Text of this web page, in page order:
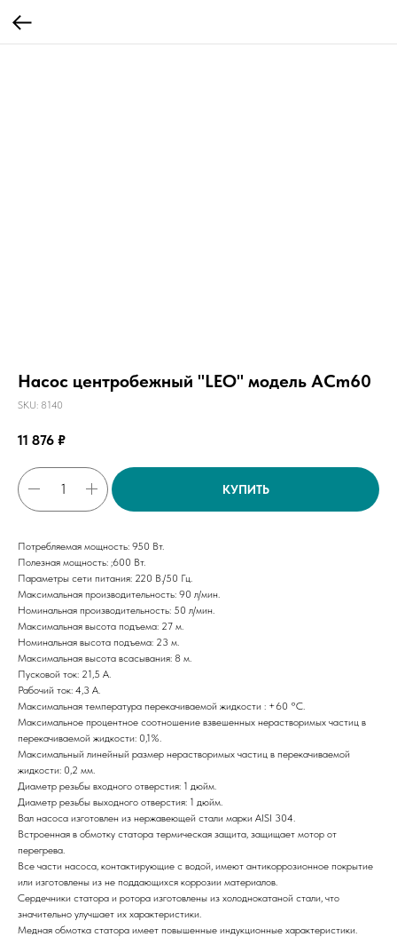
Насос центробежный "LEO" модель ACm60
SKU: 8140
11 876 ₽
КУПИТЬ
Потребляемая мощность: 950 Вт.
Полезная мощность: ;600 Вт.
Параметры сети питания: 220 В./50 Гц.
Максимальная производительность: 90 л/мин.
Номинальная производительность: 50 л/мин.
Максимальная высота подъема: 27 м.
Номинальная высота подъема: 23 м.
Максимальная высота всасывания: 8 м.
Пусковой ток: 21,5 А.
Рабочий ток: 4,3 А.
Максимальная температура перекачиваемой жидкости : +60 °C.
Максимальное процентное соотношение взвешенных нерастворимых частиц в
перекачиваемой жидкости: 0,1%.
Максимальный линейный размер нерастворимых частиц в перекачиваемой
жидкости: 0,2 мм.
Диаметр резьбы входного отверстия: 1 дюйм.
Диаметр резьбы выходного отверстия: 1 дюйм.
Вал насоса изготовлен из нержавеющей стали марки AISI 304.
Встроенная в обмотку статора термическая защита, защищает мотор от
перегрева.
Все части насоса, контактирующие с водой, имеют антикоррозионное покрытие
или изготовлены из не поддающихся коррозии материалов.
Сердечники статора и ротора изготовлены из холоднокатаной стали, что
значительно улучшает их характеристики.
Медная обмотка статора имеет повышенные индукционные характеристики.